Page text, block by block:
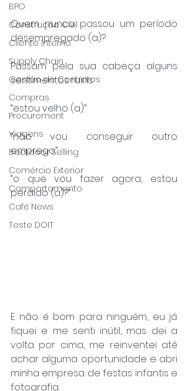
BPO
Construção Civil
Cliente Interno
Supply Chain
Gestão de Contratos
Compras
Procurement
Viagens
Backdoor Selling
Comércio Exterior
Comportamento
Café News
Teste DOIT
Quem nunca passou um período
desempregado (a)?
Passam pela sua cabeça alguns
sentimentos ruins:
“estou velho (a)”
“não vou conseguir outro
emprego”
“o que vou fazer agora, estou
perdido (a)?”
E não é bom para ninguém, eu já
fiquei e me senti inútil, mas dei a
volta por cima, me reinventei até
achar alguma oportunidade e abri
minha empresa de festas infantis e
fotografia.